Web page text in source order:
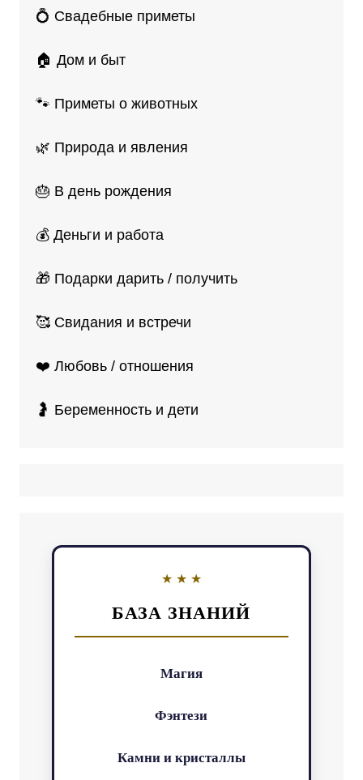
💍 Свадебные приметы
🏠 Дом и быт
🐾 Приметы о животных
🌿 Природа и явления
🎂 В день рождения
💰 Деньги и работа
🎁 Подарки дарить / получить
🥰 Свидания и встречи
❤️ Любовь / отношения
🤰 Беременность и дети
БАЗА ЗНАНИЙ
Магия
Фэнтези
Камни и кристаллы